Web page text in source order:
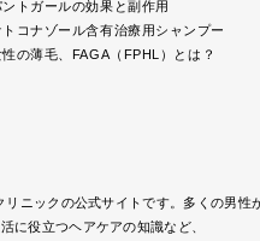
ントガールの効果と副作用
トコナゾール含有治療用シャンプー
性の薄毛、FAGA（FPHL）とは？
ニックの公式サイトです。多くの男
に役立つヘアケアの知識など、